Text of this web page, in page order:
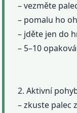
– vezměte
– pomalu ho
– jděte jen do
– 5–10
2. Aktivní
– zkuste palec